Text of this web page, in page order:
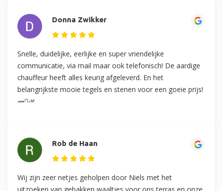
Donna Zwikker
Snelle, duidelijke, eerlijke en super vriendelijke
communicatie, via mail maar ook telefonisch! De aardige
chauffeur heeft alles keurig afgeleverd. En het
belangrijkste mooie tegels en stenen voor een goeie prijs!
🧱🪏🌿
Rob de Haan
Wij zijn zeer netjes geholpen door Niels met het
uitzoeken van gebakken waaltjes voor ons terras en onze